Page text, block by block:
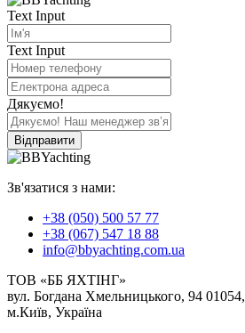
Text Input
Text Input
Дякуємо!
Відправити
Зв'язатися з нами:
+38 (050) 500 57 77
+38 (067) 547 18 88
info@bbyachting.com.ua
ТОВ «ББ ЯХТІНГ»
вул. Богдана Хмельницького, 94 01054,
м.Київ, Україна